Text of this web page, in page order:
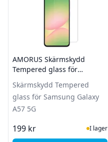
AMORUS Skärmskydd
Tempered glass för
Skärmskydd Tempered
glass för Samsung Galaxy
A57 5G
199 kr I Lager
I lager